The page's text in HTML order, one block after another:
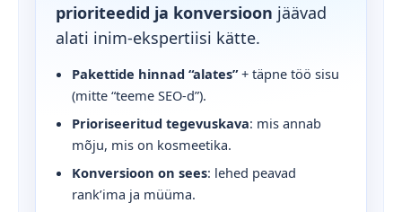
prioriteedid ja konversioon jäävad
alati inim-ekspertiisi kätte.
Pakettide hinnad “alates”+ täpne töö sisu
(mitte “teeme SEO-d”).
Prioriseeritud tegevuskava: mis annab
mõju, mis on kosmeetika.
Konversioon on sees: lehed peavad
rank’ima ja müüma.